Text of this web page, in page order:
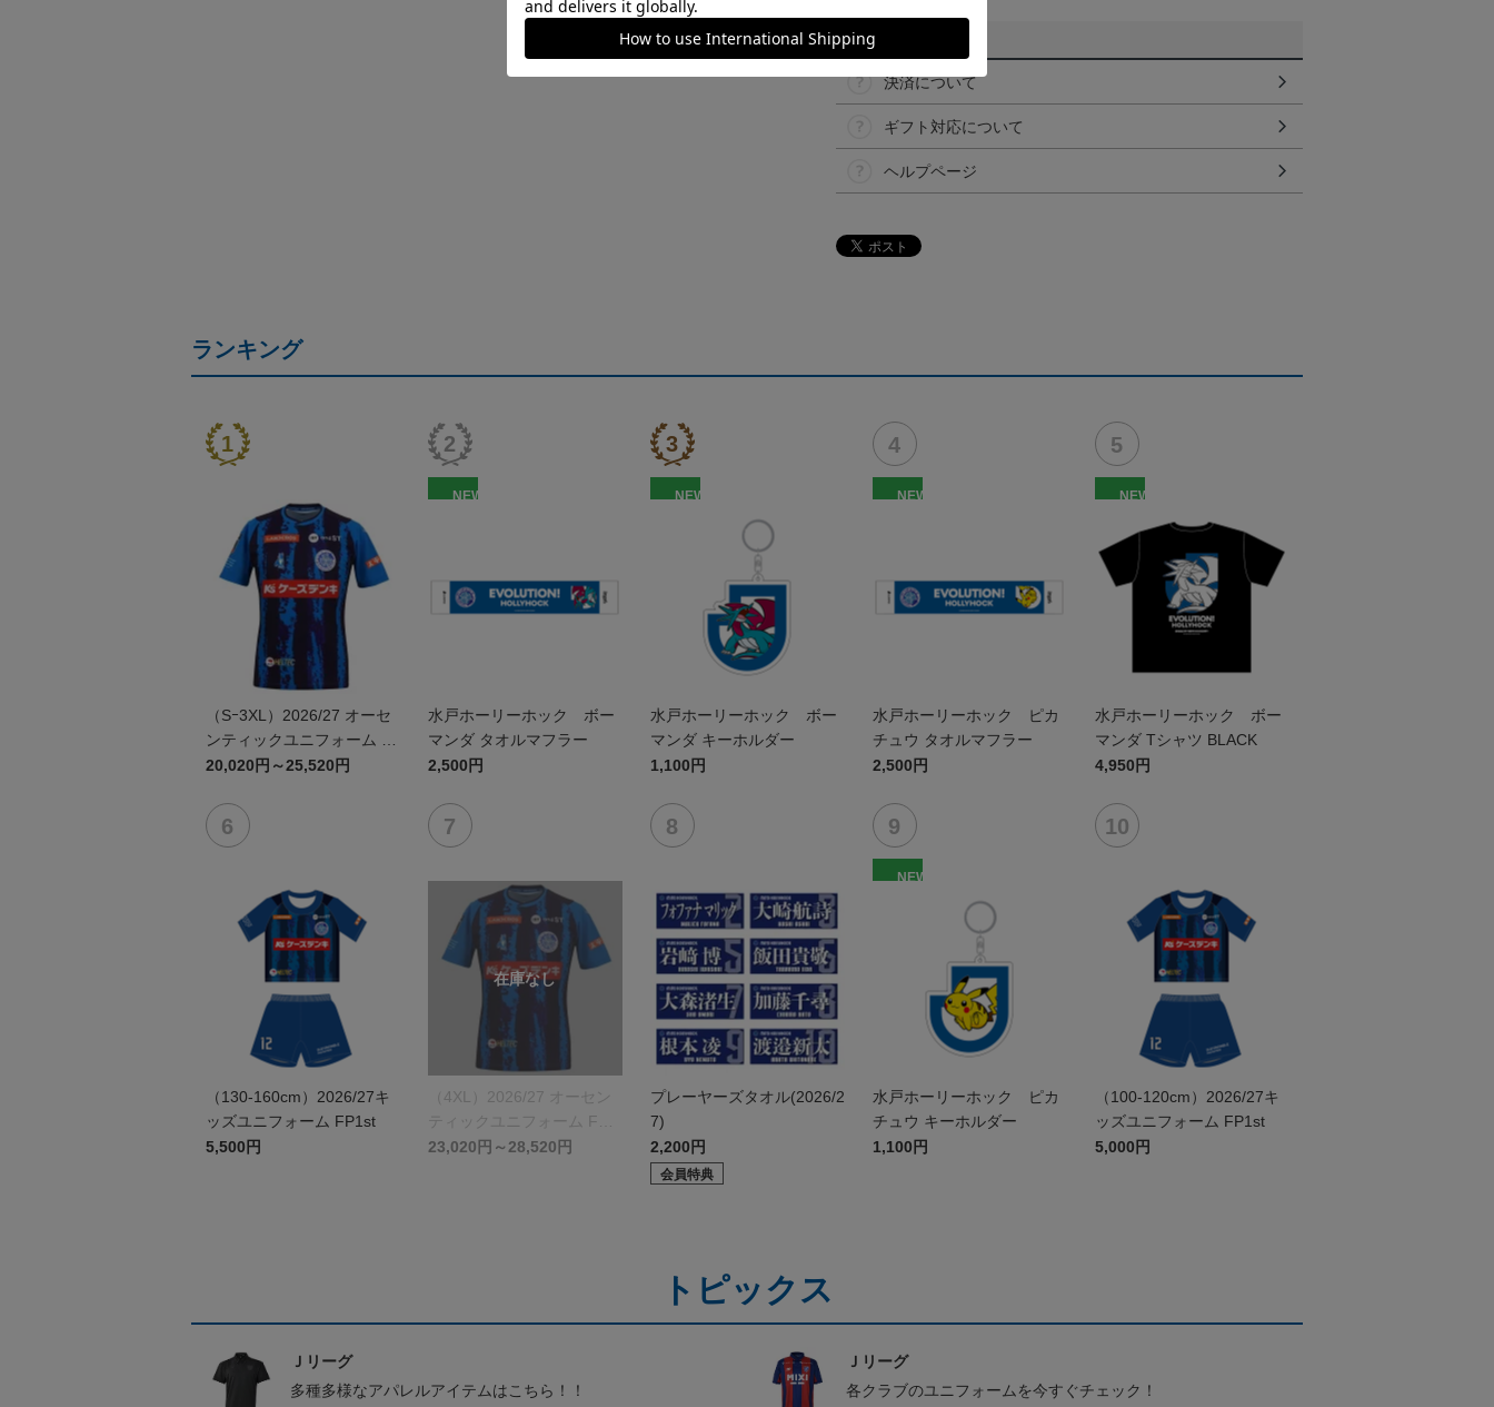
その他
決済について
ギフト対応について
ヘルプページ
ランキング
（Sｰ3XL）2026/27 オーセ
ンティックユニフォーム F
P 1st
20,020円～25,520円
NEW
水戸ホーリーホック ボー
マンダ タオルマフラー
2,500円
NEW
水戸ホーリーホック ボー
マンダ キーホルダー
1,100円
NEW
水戸ホーリーホック ピカ
チュウ タオルマフラー
2,500円
NEW
水戸ホーリーホック ボー
マンダ Tシャツ BLACK
4,950円
（130-160cm）2026/27キ
ッズユニフォーム FP1st
5,500円
（4XL）2026/27 オーセン
ティックユニフォーム FP 1
st
23,020円～28,520円
プレーヤーズタオル(2026/2
7)
2,200円
会員特典
NEW
水戸ホーリーホック ピカ
チュウ キーホルダー
1,100円
（100-120cm）2026/27キ
ッズユニフォーム FP1st
5,000円
トピックス
Ｊリーグ
多種多様なアパレルアイテムはこちら！！
Ｊリーグ
各クラブのユニフォームを今すぐチェック！